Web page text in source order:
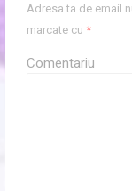
Adresa ta de email
marcate cu *
Comentariu